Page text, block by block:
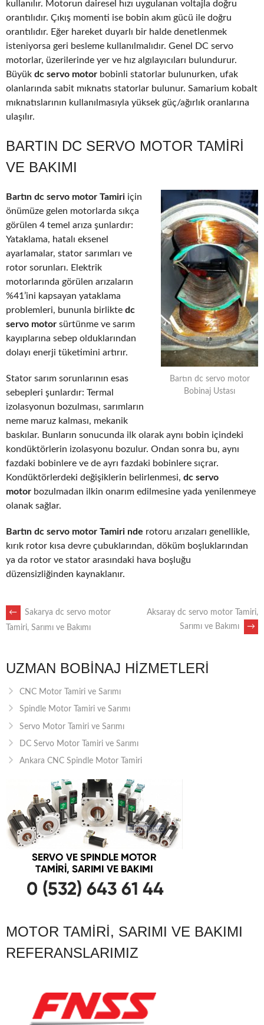
kullanılır. Motorun dairesel hızı uygulanan voltajla doğru
orantılıdır. Çıkış momenti ise bobin akım gücü ile doğru
orantılıdır. Eğer hareket duyarlı bir halde denetlenmek
isteniyorsa geri besleme kullanılmalıdır. Genel DC servo
motorlar, üzerilerinde yer ve hız algılayıcıları bulundurur.
Büyük dc servo motor bobinli statorlar bulunurken, ufak
olanlarında sabit mıknatıs statorlar bulunur. Samarium kobalt
mıknatıslarının kullanılmasıyla yüksek güç/ağırlık oranlarına
ulaşılır.
BARTIN DC SERVO MOTOR TAMIRI
VE BAKIMI
Bartın dc servo motor
Bobinaj Ustası
Bartın dc servo motor Tamiri için
önümüze gelen motorlarda sıkça
görülen 4 temel arıza şunlardır:
Yataklama, hatalı eksenel
ayarlamalar, stator sarımları ve
rotor sorunları. Elektrik
motorlarında görülen arızaların
%41’ini kapsayan yataklama
problemleri, bununla birlikte dc
servo motor sürtünme ve sarım
kayıplarına sebep olduklarından
dolayı enerji tüketimini artırır.
Stator sarım sorunlarının esas
sebepleri şunlardır: Termal
izolasyonun bozulması, sarımların
neme maruz kalması, mekanik
baskılar. Bunların sonucunda ilk olarak aynı bobin içindeki
kondüktörlerin izolasyonu bozulur. Ondan sonra bu, aynı
fazdaki bobinlere ve de ayrı fazdaki bobinlere sıçrar.
Kondüktörlerdeki değişiklerin belirlenmesi, dc servo
motor bozulmadan ilkin onarım edilmesine yada yenilenmeye
olanak sağlar.
Bartın dc servo motor Tamiri nde rotoru arızaları genellikle,
kırık rotor kısa devre çubuklarından, döküm boşluklarından
ya da rotor ve stator arasındaki hava boşluğu
düzensizliğinden kaynaklanır.
POST
←
Sakarya dc servo motor
Tamiri, Sarımı ve Bakımı
Aksaray dc servo motor Tamiri,
Sarımı ve Bakımı
→
UZMAN BOBINAJ HIZMETLERI
CNC Motor Tamiri ve Sarımı
Spindle Motor Tamiri ve Sarımı
Servo Motor Tamiri ve Sarımı
DC Servo Motor Tamiri ve Sarımı
Ankara CNC Spindle Motor Tamiri
MOTOR TAMIRI, SARIMI VE BAKIMI
REFERANSLARIMIZ